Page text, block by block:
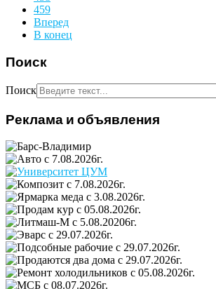
459
Вперед
В конец
Поиск
Поиск
Реклама и объявления